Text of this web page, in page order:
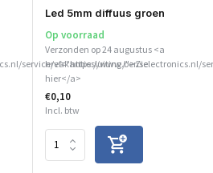
service/vakantiesluiting/">Zie
Led 5mm diffuus groen
Op voorraad
Verzonden op 24 augustus <a
href="https://www.benselectronics.nl/
hier</a>
€0,10
Incl. btw